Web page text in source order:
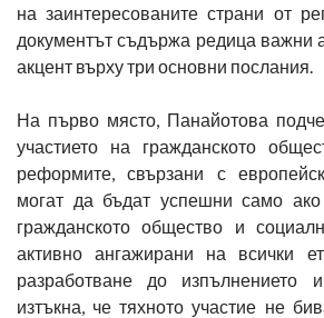
на заинтересованите страни от
документът съдържа редица важни
акцент върху три основни послания.
На първо място, Панайотова
участието на гражданското
реформите, свързани с
могат да бъдат успешни само ако
гражданското общество и
активно ангажирани на всички
разработване до изпълнението
изтъкна, че тяхното участие не